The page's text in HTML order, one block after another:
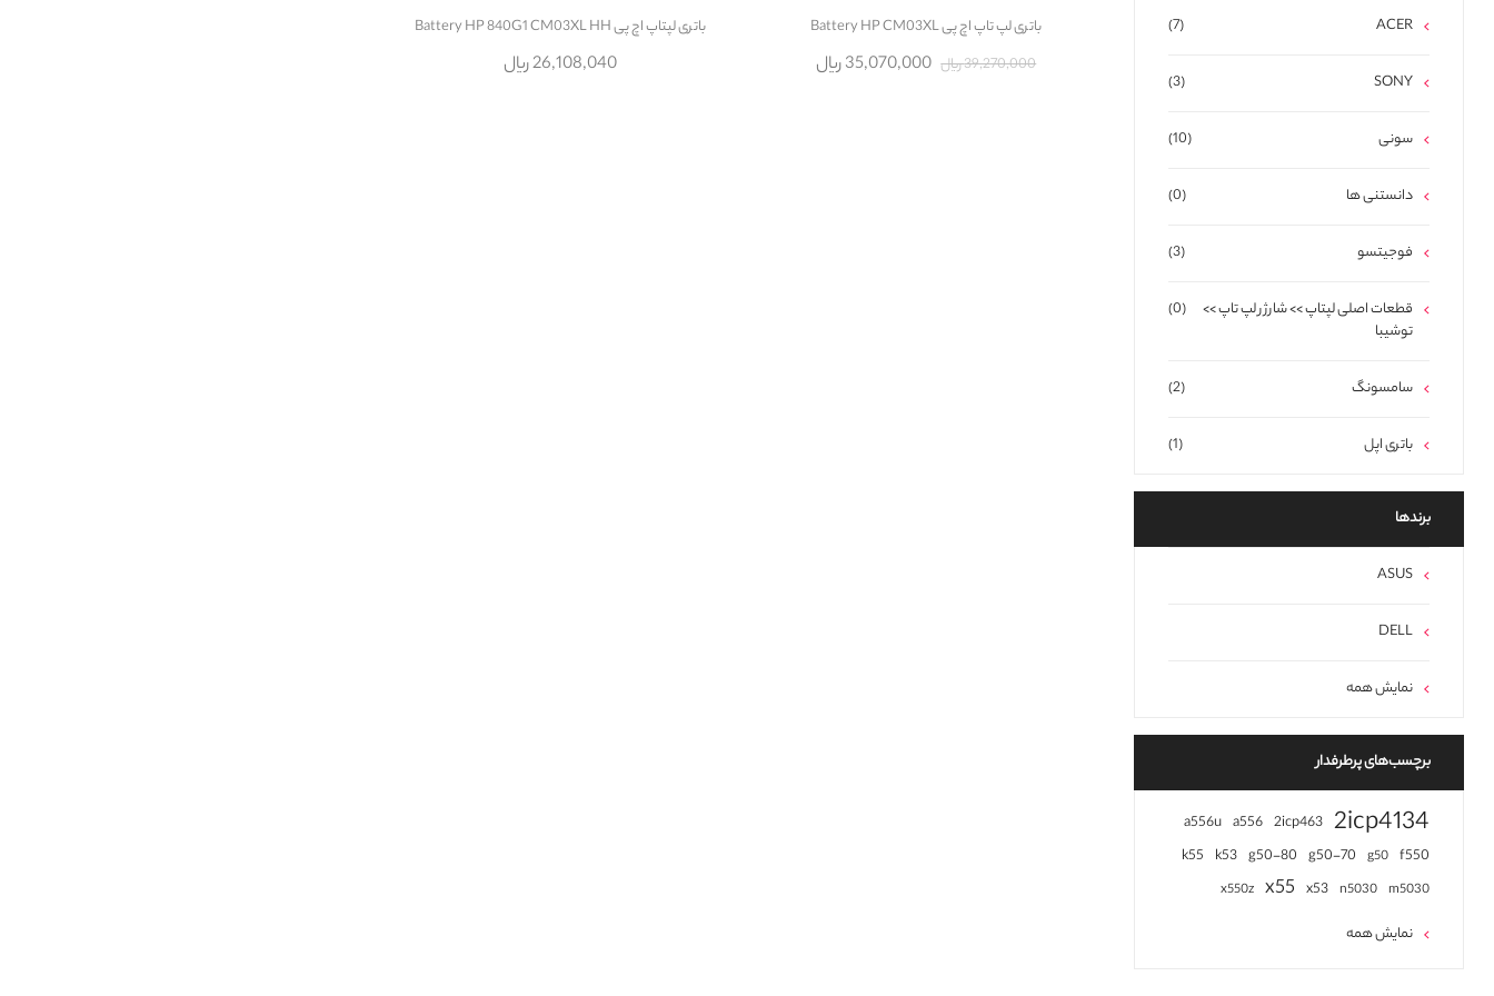
باتری لپ تاپ اچ پی Battery HP CM03XL
39,270,000 ریال
35,070,000 ریال
باتری لپتاپ اچ پی Battery HP 840G1 CM03XL HH
26,108,040 ریال
(7) ACER
(3) SONY
(10) سونی
(0) دانستنی ها
(3) فوجیتسو
(0)
قطعات اصلی لپتاپ >> شارژر لپ تاپ >>
توشیبا
(2) سامسونگ
(1) باتری اپل
برند‌ها
ASUS
DELL
نمایش همه
برچسب‌های پرطرفدار
2icp4134
2icp463
a556
a556u
f550
g50
g50-70
g50-80
k53
k55
m5030
n5030
x53
x55
x550z
نمایش همه